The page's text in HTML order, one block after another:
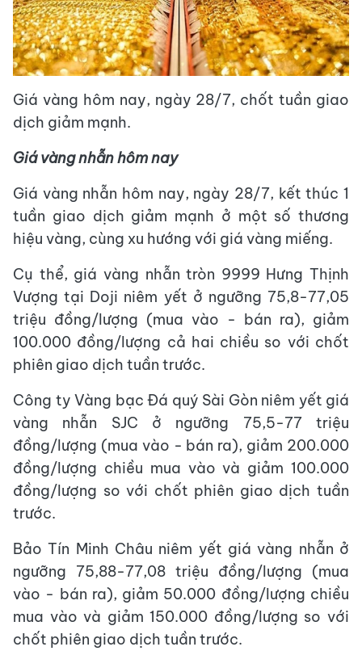
Giá vàng hôm nay, ngày 28/7, chốt tuần giao
dịch giảm mạnh.
Giá vàng nhẫn hôm nay
Giá vàng nhẫn hôm nay, ngày 28/7, kết thúc 1
tuần giao dịch giảm mạnh ở một số thương
hiệu vàng, cùng xu hướng với giá vàng miếng.
Cụ thể, giá vàng nhẫn tròn 9999 Hưng Thịnh
Vượng tại Doji niêm yết ở ngưỡng 75,8-77,05
triệu đồng/lượng (mua vào - bán ra), giảm
100.000 đồng/lượng cả hai chiều so với chốt
phiên giao dịch tuần trước.
Công ty Vàng bạc Đá quý Sài Gòn niêm yết giá
vàng nhẫn SJC ở ngưỡng 75,5-77 triệu
đồng/lượng (mua vào - bán ra), giảm 200.000
đồng/lượng chiều mua vào và giảm 100.000
đồng/lượng so với chốt phiên giao dịch tuần
trước.
Bảo Tín Minh Châu niêm yết giá vàng nhẫn ở
ngưỡng 75,88-77,08 triệu đồng/lượng (mua
vào - bán ra), giảm 50.000 đồng/lượng chiều
mua vào và giảm 150.000 đồng/lượng so với
chốt phiên giao dịch tuần trước.